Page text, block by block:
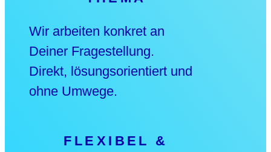
Wir arbeiten konkret an
Deiner Fragestellung.
Direkt, lösungsorientiert und
ohne Umwege.
FLEXIBEL &